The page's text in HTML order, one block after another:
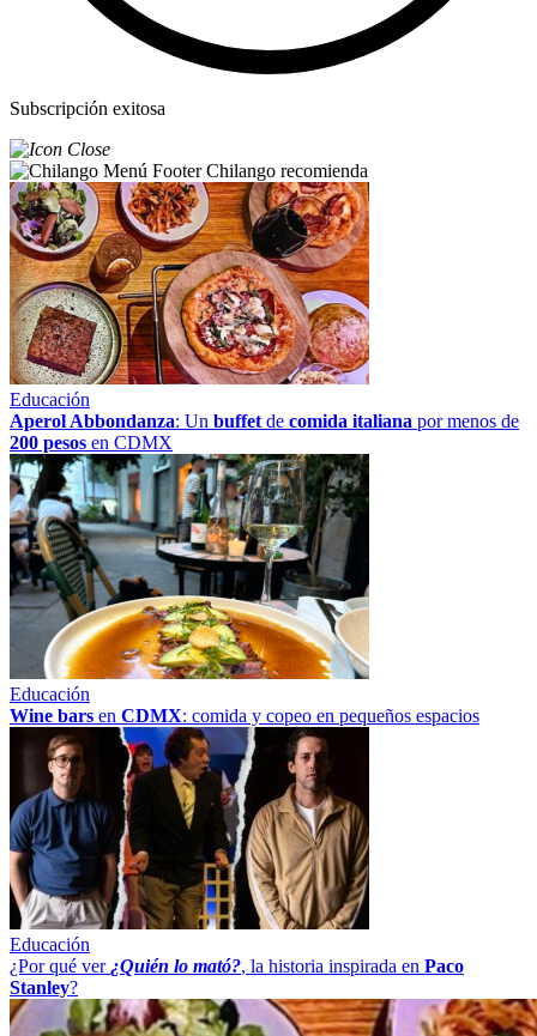
Subscripción exitosa
Chilango recomienda
Educación
Aperol Abbondanza: Un buffet de comida italiana por menos de
200 pesos en CDMX
Educación
Wine bars en CDMX: comida y copeo en pequeños espacios
Educación
¿Por qué ver ¿Quién lo mató?, la historia inspirada en Paco
Stanley?